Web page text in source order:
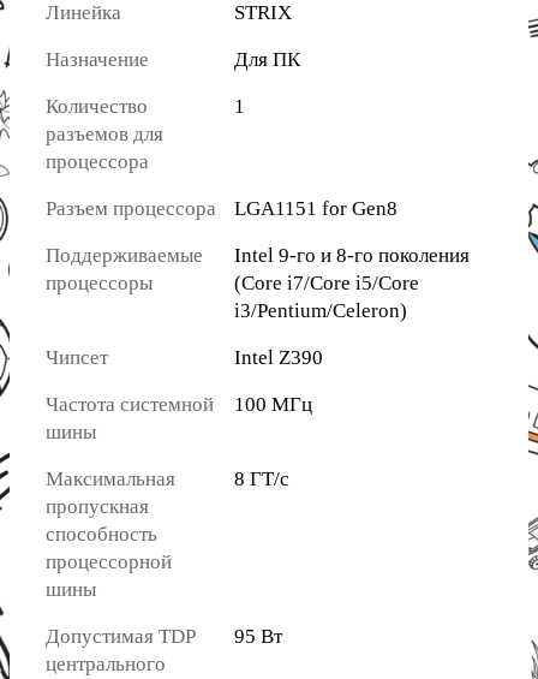
Линейка STRIX
Назначение Для ПК
Количество
разъемов для
процессора
1
Разъем процессора LGA1151 for Gen8
Поддерживаемые
процессоры
Intel 9-го и 8-го поколения
(Core i7/Core i5/Core
i3/Pentium/Celeron)
Чипсет Intel Z390
Частота системной
шины
100 МГц
Максимальная
пропускная
способность
процессорной
шины
8 ГТ/с
Допустимая TDP
центрального
95 Вт